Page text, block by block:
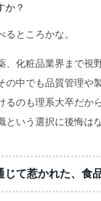
か？
ところかな。
、化粧品業界まで視
中でも品質管理や
るのも理系大卒だか
という選択に後悔は
じて惹かれた、食